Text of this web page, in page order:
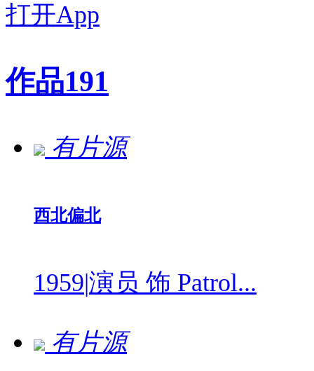
打开App
作品191
有片源
西北偏北
1959|演员 饰 Patrol...
有片源